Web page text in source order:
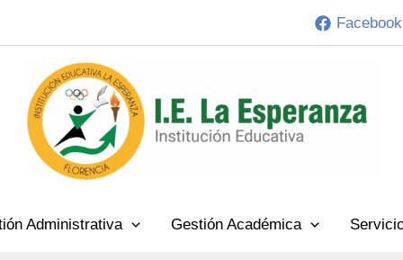
Facebook
Administrativa Gestión Académica